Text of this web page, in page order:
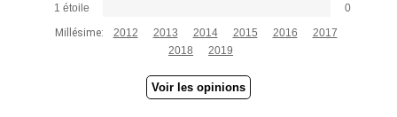
1 étoile
0
Millésime:
2012 2013 2014 2015 2016
2017
2018
2019
Voir les opinions